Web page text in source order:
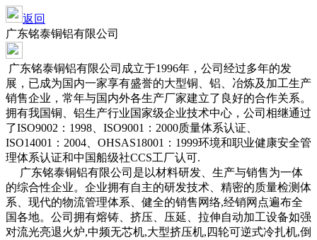
返回
广东铭泰铜铝有限公司
广东铭泰铜铝有限公司成立于1996年，公司经过多年的发
展，已成为国内一家享有盛誉的大型铜、铝、冶炼及加工生产
销售企业，常年与国内外各生产厂家建立了良好的合作关系。
拥有我国铜、铝生产行业国家级企业技术中心，公司相继通过
了ISO9002：1998、ISO9001：2000质量体系认证、
ISO14001：2004、OHSAS18001：1999环境和职业健康安全管
理体系认证和中国船级社CCS工厂认可.
广东铭泰铜铝有限公司是以材料研发、生产与销售为一体
的综合性企业。企业拥有自主的研发技术、精密的质量检测体
系、现代的物流管理体系、健全的销售网络,经销网点遍布全
国各地。公司拥有熔铸、挤压、压延、拉伸自动加工设备如强
对流光亮退火炉,中频无芯机,大型挤压机,四轮可逆式冷扎机,倒